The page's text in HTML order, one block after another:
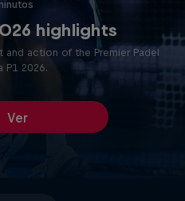
highlights
action of the Premier Padel
P1 2026.
Ver